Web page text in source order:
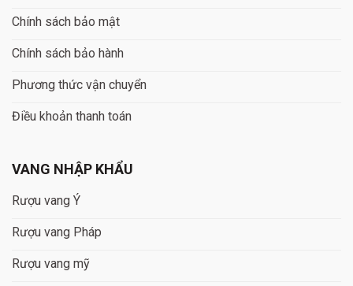
Chính sách bảo mật
Chính sách bảo hành
Phương thức vận chuyển
Điều khoản thanh toán
VANG NHẬP KHẨU
Rượu vang Ý
Rượu vang Pháp
Rượu vang mỹ